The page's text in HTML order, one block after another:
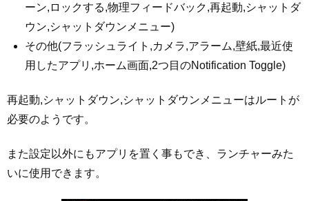
ーン,ロックする,物理フィードバック,再起動,シャットダ
ウン,シャットダウンメニュー)
その他(フラッシュライト,カメラ,アラーム,壁紙,最近使
用したアプリ,ホーム画面,2つ目のNotification Toggle)
再起動,シャットダウン,シャットダウンメニューはルートが
必要のようです。
また設定以外にもアプリを置く事もでき、ランチャーみた
いに使用できます。